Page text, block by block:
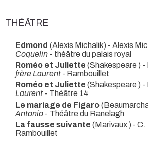
THÉÂTRE
Edmond (Alexis Michalik) - Alexis
Coquelin - théâtre du palais royal
Roméo et Juliette (Shakespeare ) -
frère Laurent - Rambouillet
Roméo et Juliette (Shakespeare ) -
Laurent - Théâtre 14
Le mariage de Figaro
Antonio - Théâtre du Ranelagh
La fausse suivante (Marivaux ) - C.
Rambouillet